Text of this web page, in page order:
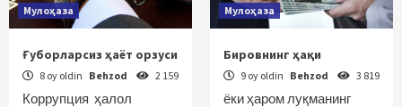
Мулоҳаза
Ғуборларсиз ҳаёт орзуси
8 oy oldin Behzod 2 159
Коррупция ҳалол
Мулоҳаза
Бировнинг ҳақи
9 oy oldin Behzod 3 819
ёки ҳаром луқманинг